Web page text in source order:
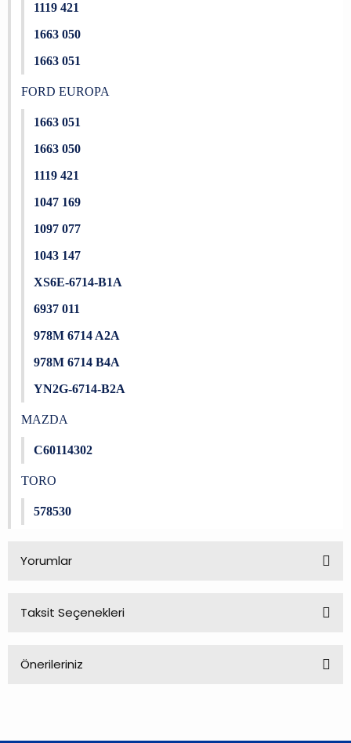
1119 421
1663 050
1663 051
FORD EUROPA
1663 051
1663 050
1119 421
1047 169
1097 077
1043 147
XS6E-6714-B1A
6937 011
978M 6714 A2A
978M 6714 B4A
YN2G-6714-B2A
MAZDA
C60114302
TORO
578530
Yorumlar
Taksit Seçenekleri
Önerileriniz